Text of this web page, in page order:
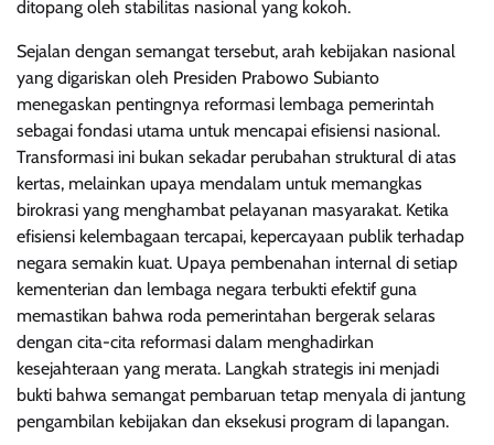
ditopang oleh stabilitas nasional yang kokoh.
Sejalan dengan semangat tersebut, arah kebijakan nasional
yang digariskan oleh Presiden Prabowo Subianto
menegaskan pentingnya reformasi lembaga pemerintah
sebagai fondasi utama untuk mencapai efisiensi nasional.
Transformasi ini bukan sekadar perubahan struktural di atas
kertas, melainkan upaya mendalam untuk memangkas
birokrasi yang menghambat pelayanan masyarakat. Ketika
efisiensi kelembagaan tercapai, kepercayaan publik terhadap
negara semakin kuat. Upaya pembenahan internal di setiap
kementerian dan lembaga negara terbukti efektif guna
memastikan bahwa roda pemerintahan bergerak selaras
dengan cita-cita reformasi dalam menghadirkan
kesejahteraan yang merata. Langkah strategis ini menjadi
bukti bahwa semangat pembaruan tetap menyala di jantung
pengambilan kebijakan dan eksekusi program di lapangan.